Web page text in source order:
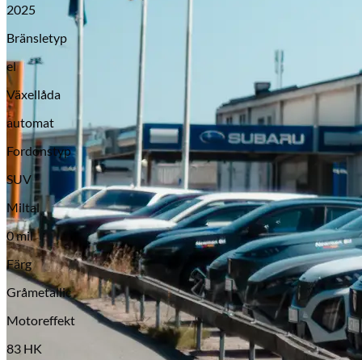
Opel
Serviceverkstad
2025
Bränsletyp
el
Växellåda
automat
Fordonstyp
SUV
Miltal
0 mil
Färg
Gråmetallic
Motoreffekt
83 HK